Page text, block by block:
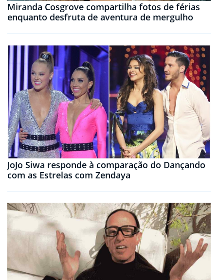
Miranda Cosgrove compartilha fotos de férias
enquanto desfruta de aventura de mergulho
JoJo Siwa responde à comparação do Dançando
com as Estrelas com Zendaya